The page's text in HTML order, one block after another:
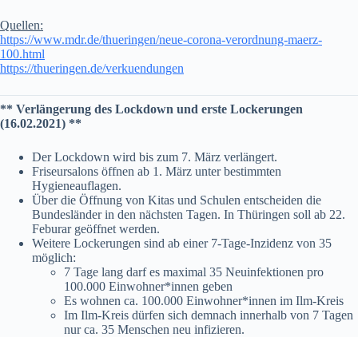
Quellen:
https://www.mdr.de/thueringen/neue-corona-verordnung-maerz-
100.html
https://thueringen.de/verkuendungen
** Verlängerung des Lockdown und erste Lockerungen
(16.02.2021) **
Der Lockdown wird bis zum 7. März verlängert.
Friseursalons öffnen ab 1. März unter bestimmten
Hygieneauflagen.
Über die Öffnung von Kitas und Schulen entscheiden die
Bundesländer in den nächsten Tagen. In Thüringen soll ab 22.
Feburar geöffnet werden.
Weitere Lockerungen sind ab einer 7-Tage-Inzidenz von 35
möglich:
7 Tage lang darf es maximal 35 Neuinfektionen pro
100.000 Einwohner*innen geben
Es wohnen ca. 100.000 Einwohner*innen im Ilm-Kreis
Im Ilm-Kreis dürfen sich demnach innerhalb von 7 Tagen
nur ca. 35 Menschen neu infizieren.